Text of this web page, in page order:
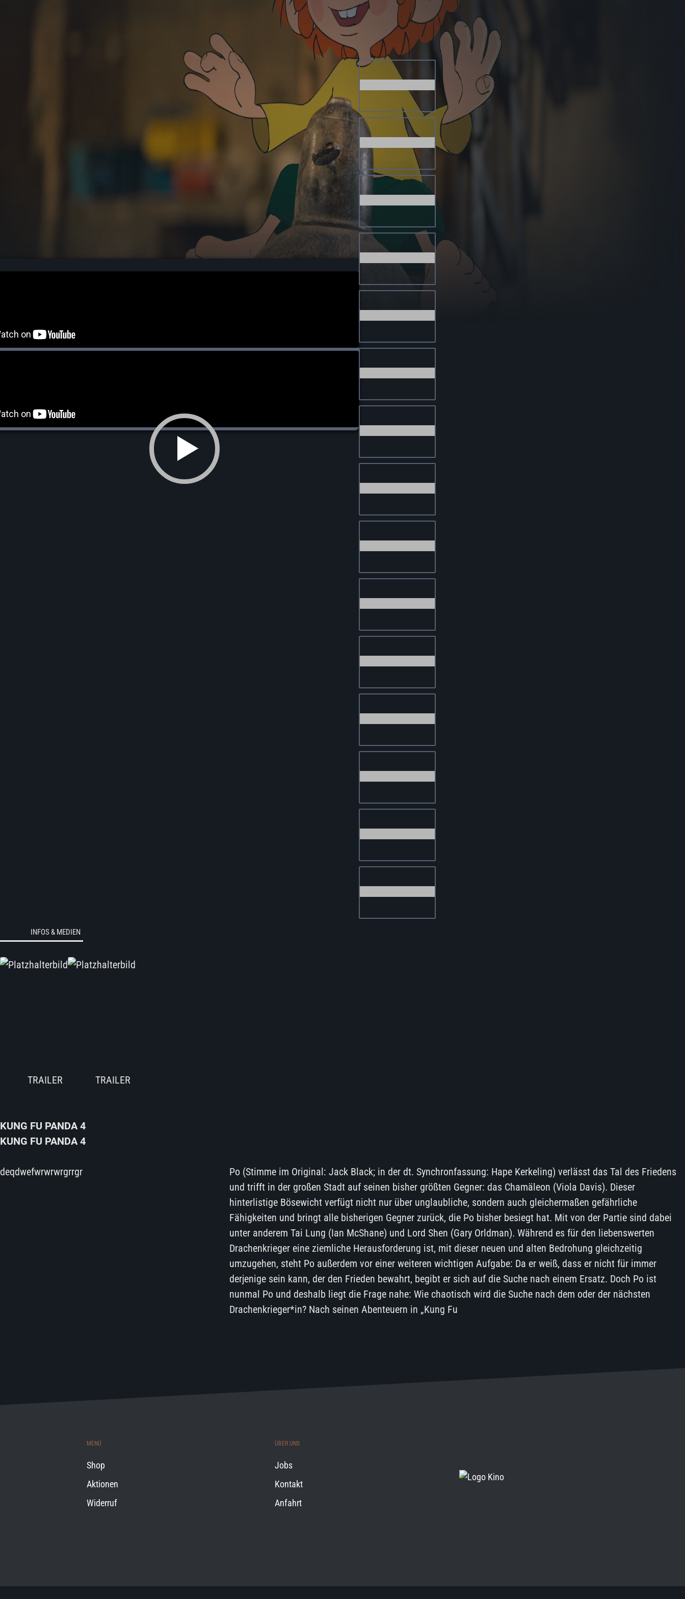
INFOS & MEDIEN
KUNG FU PANDA 4
KUNG FU PANDA 4
deqdwefwrwrwrgrrgr
Po (Stimme im Original: Jack Black; in der dt. Synchronfassung: Hape Kerkeling) verlässt das Tal des Friedens
und trifft in der großen Stadt auf seinen bisher größten Gegner: das Chamäleon (Viola Davis). Dieser
hinterlistige Bösewicht verfügt nicht nur über unglaubliche, sondern auch gleichermaßen gefährliche
Fähigkeiten und bringt alle bisherigen Gegner zurück, die Po bisher besiegt hat. Mit von der Partie sind dabei
unter anderem Tai Lung (Ian McShane) und Lord Shen (Gary Orldman). Während es für den liebenswerten
Drachenkrieger eine ziemliche Herausforderung ist, mit dieser neuen und alten Bedrohung gleichzeitig
umzugehen, steht Po außerdem vor einer weiteren wichtigen Aufgabe: Da er weiß, dass er nicht für immer
derjenige sein kann, der den Frieden bewahrt, begibt er sich auf die Suche nach einem Ersatz. Doch Po ist
nunmal Po und deshalb liegt die Frage nahe: Wie chaotisch wird die Suche nach dem oder der nächsten
Drachenkrieger*in? Nach seinen Abenteuern in „Kung Fu
MENÜ
Shop
Aktionen
Widerruf
ÜBER UNS
Jobs
Kontakt
Anfahrt